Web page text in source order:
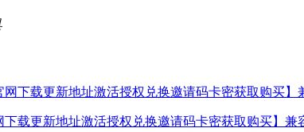
下载更新地址激活授权兑换邀请码卡密获取购买】